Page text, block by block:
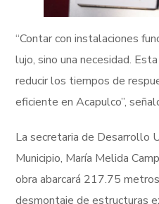
“Contar con instalaciones
lujo, sino una necesidad.
reducir los tiempos de
eficiente en Acapulco”,
La secretaria de Desarrollo
Municipio, María Melida
obra abarcará 217.75
desmontaje de estructuras